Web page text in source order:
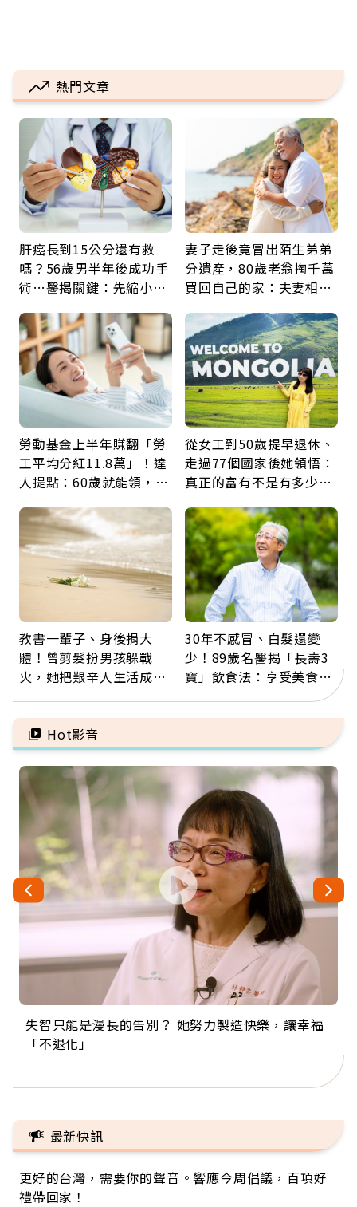
熱門文章
肝癌長到15公分還有救
嗎？56歲男半年後成功手
術…醫揭關鍵：先縮小腫
妻子走後竟冒出陌生弟弟
分遺產，80歲老翁掏千萬
買回自己的家：夫妻相守
勞動基金上半年賺翻「勞
工平均分紅11.8萬」！達
人提點：60歲就能領，重
從女工到50歲提早退休、
走過77個國家後她領悟：
真正的富有不是有多少
自由
教書一輩子、身後捐大
體！曾剪髮扮男孩躲戰
火，她把艱辛人生活成風
福
30年不感冒、白髮還變
少！89歲名醫揭「長壽3
寶」飲食法：享受美食不
忌口，偶爾也該吃點肉
Hot影音
失智只能是漫長的告別？ 她努力製造快樂，讓幸福
「不退化」
來自剛果的巧克力神父 為台灣奉獻36年 「台灣是我
的家，我連作夢都講台語！」
63歲卸矽谷副總、搬回台灣找快樂！「蛋黃哥小
丑」走進安養院，逗樂上萬爺奶：退休後才開始真
104歲打破金氏世界紀錄 成為全球最年長羽球選
手，分享長壽的秘密原來是「這個」
事業巔峰他選擇追夢…黑手阿伯拉小提琴還登上小
巨蛋！連CNN都大讚！
最新快訊
更好的台灣，需要你的聲音。響應今周倡議，百項好
禮帶回家！